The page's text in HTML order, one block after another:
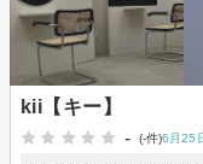
kii【キー】
-
(-件)6月25